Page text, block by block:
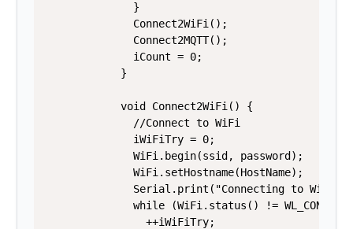
              }
              Connect2WiFi();
              Connect2MQTT();
              iCount = 0;
            }
            void Connect2WiFi() {
              //Connect to WiFi
              iWiFiTry = 0;
              WiFi.begin(ssid, password);
              WiFi.setHostname(HostName);
Serial.print("Connecting to WiFi
while (WiFi.status() !=
                ++iWiFiTry;